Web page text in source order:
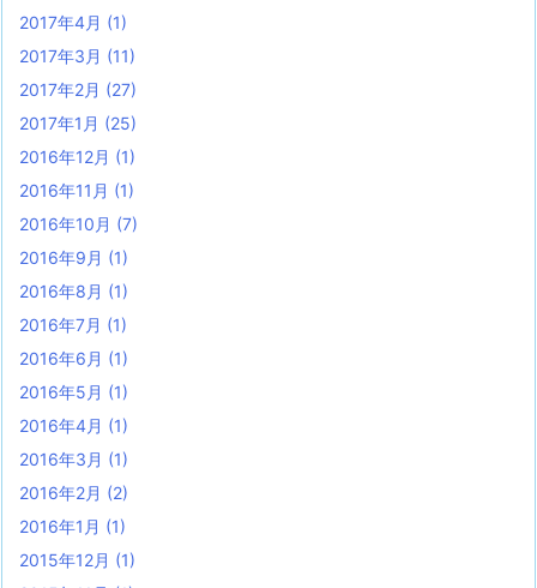
2017年4月 (1)
2017年3月 (11)
2017年2月 (27)
2017年1月 (25)
2016年12月 (1)
2016年11月 (1)
2016年10月 (7)
2016年9月 (1)
2016年8月 (1)
2016年7月 (1)
2016年6月 (1)
2016年5月 (1)
2016年4月 (1)
2016年3月 (1)
2016年2月 (2)
2016年1月 (1)
2015年12月 (1)